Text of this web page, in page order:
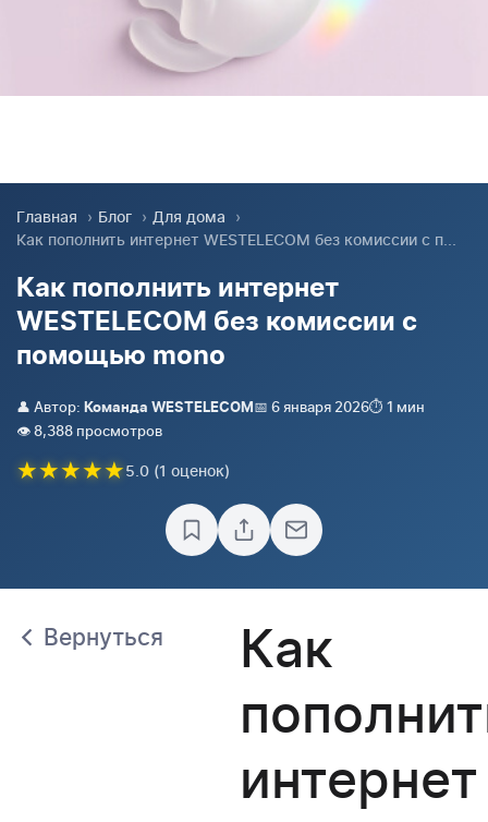
Главная › Блог › Для дома
›
Как пополнить интернет WESTELECOM без комиссии с п...
Как пополнить интернет
WESTELECOM без комиссии с
помощью mono
👤 Автор: Команда WESTELECOM 📅 6 января 2026⏱️ 1 мин
👁️ 8,388 просмотров
★★★★★5.0 (1 оценок)
Вернуться
Как
интернет